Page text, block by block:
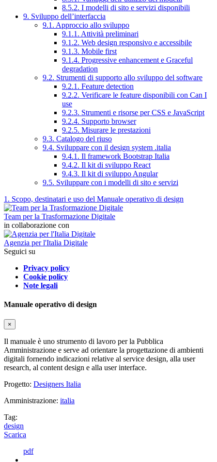
8.5.2. I modelli di sito e servizi disponibili
9. Sviluppo dell’interfaccia
9.1. Approccio allo sviluppo
9.1.1. Attività preliminari
9.1.2. Web design responsivo e accessibile
9.1.3. Mobile first
9.1.4. Progressive enhancement e Graceful
degradation
9.2. Strumenti di supporto allo sviluppo del software
9.2.1. Feature detection
9.2.2. Verificare le feature disponibili con Can I
use
9.2.3. Strumenti e risorse per CSS e JavaScript
9.2.4. Supporto browser
9.2.5. Misurare le prestazioni
9.3. Catalogo del riuso
9.4. Sviluppare con il design system .italia
9.4.1. Il framework Bootstrap Italia
9.4.2. Il kit di sviluppo React
9.4.3. Il kit di sviluppo Angular
9.5. Sviluppare con i modelli di sito e servizi
1. Scopo, destinatari e uso del Manuale operativo di design
Team per la Trasformazione Digitale
in collaborazione con
Agenzia per l'Italia Digitale
Seguici su
Privacy policy
Cookie policy
Note legali
Manuale operativo di design
×
Il manuale è uno strumento di lavoro per la Pubblica
Amministrazione e serve ad orientare la progettazione di ambienti
digitali fornendo indicazioni relative al service design, alla user
research, al content design e alla user interface.
Progetto: Designers Italia
Amministrazione: italia
Tag:
design
Scarica
pdf